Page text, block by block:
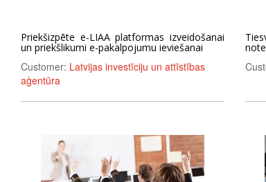
Priekšizpēte e-LIAA platformas izveidošanai
un priekšlikumi e-pakalpojumu ieviešanai
Customer: Latvijas investīciju un attīstības
aģentūra